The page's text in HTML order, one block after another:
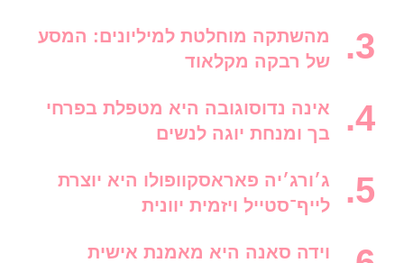
מהשתקה מוחלטת למיליונים: המסע
של רבקה מקלאוד
אינה נדוסוגובה היא מטפלת בפרחי
בך ומנחת יוגה לנשים
ג׳ורג׳יה פאראסקוופולו היא יוצרת
לייף־סטייל ויזמית יוונית
וידה סאנה היא מאמנת אישית